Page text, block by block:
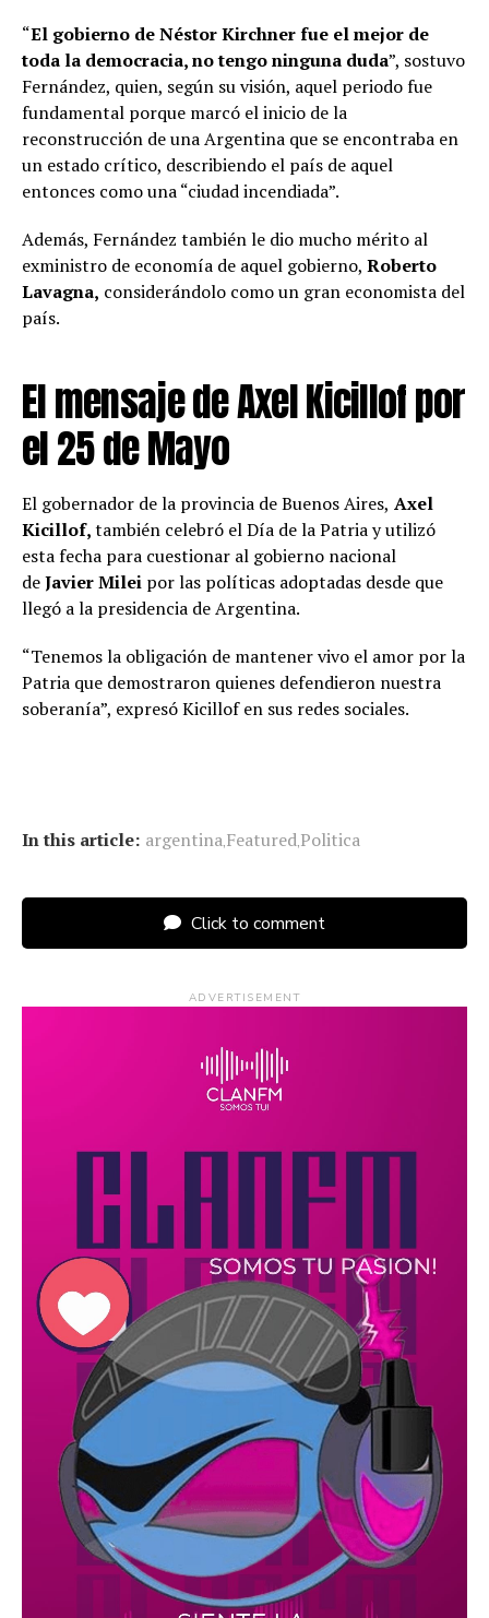
“El gobierno de Néstor Kirchner fue el mejor de
toda la democracia, no tengo ninguna duda”, sostuvo
Fernández, quien, según su visión, aquel periodo fue
fundamental porque marcó el inicio de la
reconstrucción de una Argentina que se encontraba en
un estado crítico, describiendo el país de aquel
entonces como una “ciudad incendiada”.
Además, Fernández también le dio mucho mérito al
exministro de economía de aquel gobierno, Roberto
Lavagna, considerándolo como un gran economista del
país.
El mensaje de Axel Kicillof por
el 25 de Mayo
El gobernador de la provincia de Buenos Aires, Axel
Kicillof,también celebró el Día de la Patria y utilizó
esta fecha para cuestionar al gobierno nacional
deJavier Milei por las políticas adoptadas desde que
llegó a la presidencia de Argentina.
“Tenemos la obligación de mantener vivo el amor por la
Patria que demostraron quienes defendieron nuestra
soberanía”, expresó Kicillof en sus redes sociales.
In this article: argentina,Featured,Politica
Click to comment
ADVERTISEMENT